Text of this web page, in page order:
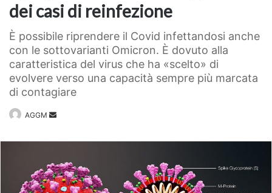
dei casi di reinfezione
È possibile riprendere il Covid infettandosi anche
con le sottovarianti Omicron. È dovuto alla
caratteristica del virus che ha «scelto» di
evolvere verso una capacità sempre più marcata
di contagiare
AGGM
Invia